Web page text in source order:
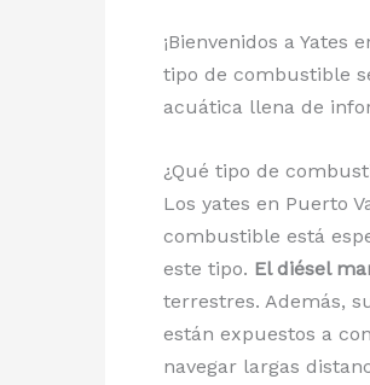
¡Bienvenidos a
tipo de combustible
acuática llena de
¿Qué tipo de
Los yates en Puerto
combustible está
este tipo. El diésel
terrestres. Además,
están expuestos a
navegar largas